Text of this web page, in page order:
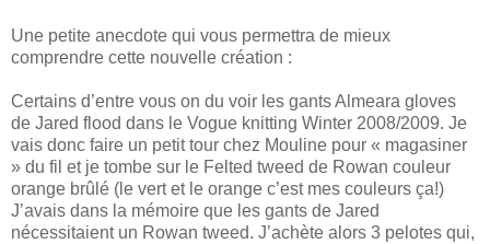
Une petite anecdote qui vous permettra de mieux
comprendre cette nouvelle création :
Certains d’entre vous on du voir les gants Almeara gloves
de Jared flood dans le Vogue knitting Winter 2008/2009. Je
vais donc faire un petit tour chez Mouline pour « magasiner
» du fil et je tombe sur le Felted tweed de Rowan couleur
orange brûlé (le vert et le orange c’est mes couleurs ça!)
J’avais dans la mémoire que les gants de Jared
nécessitaient un Rowan tweed. J’achète alors 3 pelotes qui,